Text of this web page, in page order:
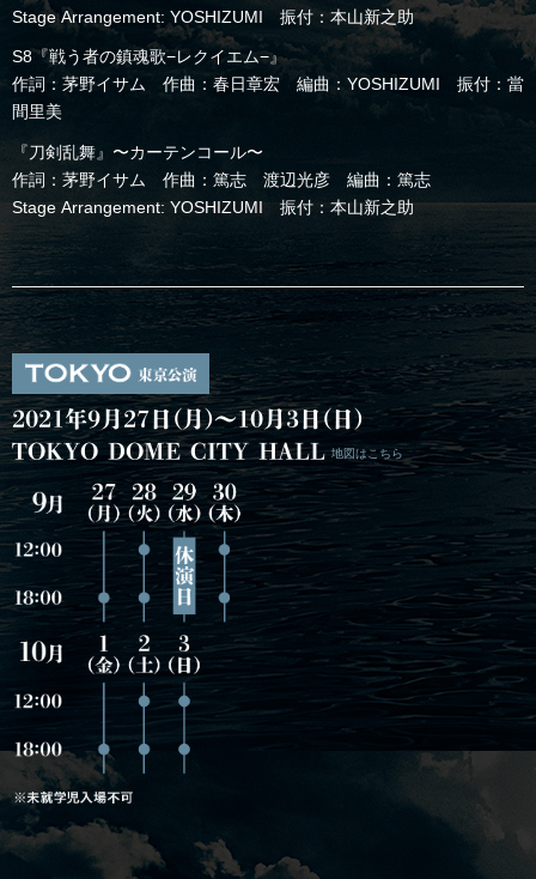
Stage Arrangement: YOSHIZUMI 振付：本山新之助
S8『戦う者の鎮魂歌−レクイエム−』
作詞：茅野イサム 作曲：春日章宏 編曲：YOSHIZUMI 振付：當
間里美
『刀剣乱舞』〜カーテンコール〜
作詞：茅野イサム 作曲：篤志 渡辺光彦 編曲：篤志
Stage Arrangement: YOSHIZUMI 振付：本山新之助
2021年9月27日(月)～10月3日(日)
TOKYO DOME CITY HALL 地図はこちら